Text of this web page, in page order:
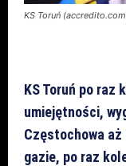
KS Toruń
KS Toruń po raz
umiejętności,
Częstochowa aż
gazie, po raz